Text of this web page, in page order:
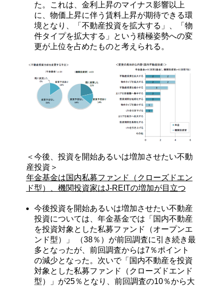
た。これは、金利上昇のマイナス影響以上
に、物価上昇に伴う賃料上昇が期待できる環
境となり、「不動産投資を拡大する」、「物
件タイプを拡大する」という積極姿勢への変
更が上位を占めたものと考えられる。
＜今後、投資を開始あるいは増加させたい不動
産投資＞
年金基金は国内私募ファンド（クローズドエン
ド型）、機関投資家はJ-REITの増加が目立つ
今後投資を開始あるいは増加させたい不動産
投資については、年金基金では「国内不動産
を投資対象とした私募ファンド（オープンエ
ンド型）」 （38％）が前回調査に引き続き最
多となったが、前回調査からは7％ポイント
の減少となった。次いで「国内不動産を投資
対象とした私募ファンド（クローズドエンド
型）」が25％となり、前回調査の10％から大